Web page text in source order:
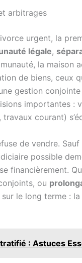
arbitrages
urgent, la
légale,
la
de biens,
gestion
importantes :
courant)
de vendre.
possible
financièrement.
ou
le long terme :
: Astuces